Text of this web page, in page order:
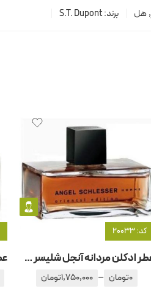
, هل برند:S.T. Dupont
کد: 20033
عطر ادکلن مردانه آنجل شلیسر هوم اورینتال ادیشن
0تومان –
1,750,000تومان